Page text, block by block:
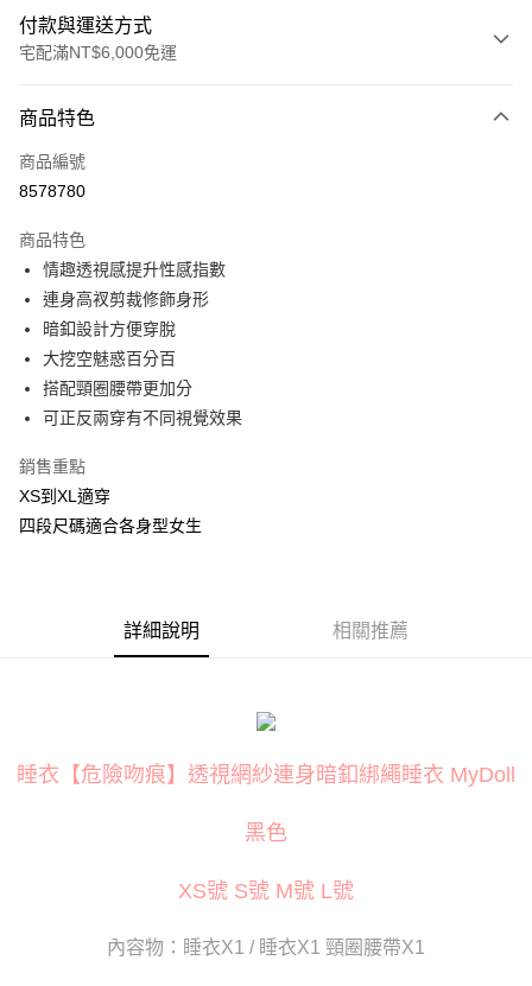
付款與運送方式
宅配滿NT$6,000免運
信用卡一次付款
信用卡分期付款
合作金庫商業銀行
華南商業銀行
上海商業儲蓄銀行
國泰世華商業銀行
臺灣中小企業銀行
匯豐（台灣）商業銀行
聯邦商業銀行
元大商業銀行
台新國際商業銀行
台灣樂天信用卡公司
超商取貨付款
LINE Pay
Apple Pay
街口支付
AFTEE先享後付
相關說明
【關於「AFTEE先享後付」】
２．便利：只要手機號碼，簡訊認證，即可結帳。
３．安心：先確認商品／服務後，再付款。
結帳頁面，進行簡訊認證並確認金額後，即可完成結帳。
３．收到繳費通知簡訊後14天內，點擊此簡訊中的連結，可透過四大超商／
購買商品的店家。未經商家同意取消之訂單仍視為有效，需透過AFTEE先享
※ 交易是否成功請以「AFTEE先享後付 」之結帳頁面顯示為準，若有關於
是否繳費成功／繳費後需取消欲退款等相關疑問，請聯繫「AFTEE先享後付
【注意事項】
付款後全家取貨
每筆NT$120
商品特色
商品編號
8578780
商品特色
情趣透視感提升性感指數
連身高衩剪裁修飾身形
暗釦設計方便穿脫
大挖空魅惑百分百
搭配頸圈腰帶更加分
可正反兩穿有不同視覺效果
銷售重點
XS到XL適穿
四段尺碼適合各身型女生
詳細說明 相關推薦
睡衣【危險吻痕】透視網紗連身暗釦綁繩睡衣 MyDoll
黑色
XS號 S號 M號 L號
內容物：睡衣X1 / 睡衣X1 頸圈腰帶X1